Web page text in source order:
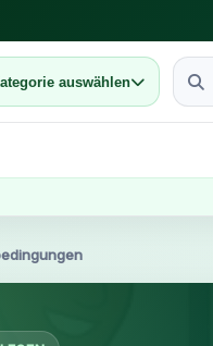
auswählen